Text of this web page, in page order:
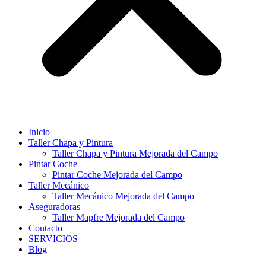
Inicio
Taller Chapa y Pintura
Taller Chapa y Pintura Mejorada del Campo
Pintar Coche
Pintar Coche Mejorada del Campo
Taller Mecánico
Taller Mecánico Mejorada del Campo
Aseguradoras
Taller Mapfre Mejorada del Campo
Contacto
SERVICIOS
Blog